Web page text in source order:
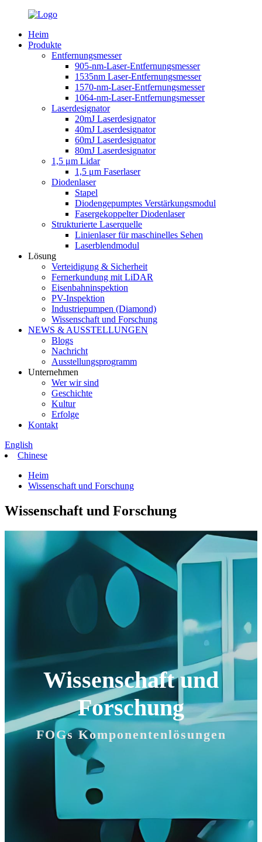
Heim
Produkte
Entfernungsmesser
905-nm-Laser-Entfernungsmesser
1535nm Laser-Entfernungsmesser
1570-nm-Laser-Entfernungsmesser
1064-nm-Laser-Entfernungsmesser
Laserdesignator
20mJ Laserdesignator
40mJ Laserdesignator
60mJ Laserdesignator
80mJ Laserdesignator
1,5 μm Lidar
1,5 μm Faserlaser
Diodenlaser
Stapel
Diodengepumptes Verstärkungsmodul
Fasergekoppelter Diodenlaser
Strukturierte Laserquelle
Linienlaser für maschinelles Sehen
Laserblendmodul
Lösung
Verteidigung & Sicherheit
Fernerkundung mit LiDAR
Eisenbahninspektion
PV-Inspektion
Industriepumpen (Diamond)
Wissenschaft und Forschung
NEWS & AUSSTELLUNGEN
Blogs
Nachricht
Ausstellungsprogramm
Unternehmen
Wer wir sind
Geschichte
Kultur
Erfolge
Kontakt
English
Chinese
Heim
Wissenschaft und Forschung
Wissenschaft und Forschung
Wissenschaft und
Forschung
FOGs Komponentenlösungen